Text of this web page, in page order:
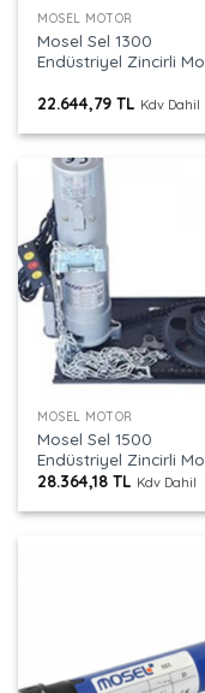
MOSEL MOTOR
Mosel Sel 1300
Endüstriyel Zincirli
22.644,79TL Kdv Dahil
MOSEL MOTOR
Mosel Sel 1500
Endüstriyel Zincirli
28.364,18TL Kdv Dahil